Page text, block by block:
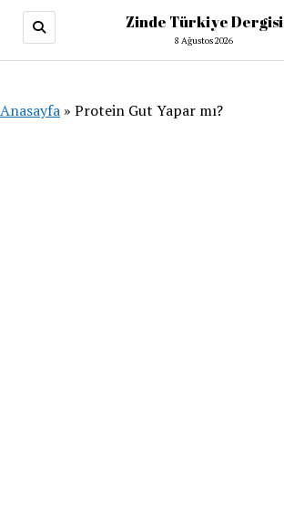
Zinde Türkiye Dergisi
8 Ağustos 2026
Anasayfa » Protein Gut Yapar mı?